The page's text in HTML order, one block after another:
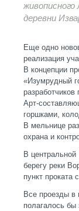
деревни
Еще одно
реализация
В концепции
«Изумрудный
Арт-
горшками,
В мельнице
охрана и
В
берегу реки
пункт проката
Все проезды в
полагалось бы